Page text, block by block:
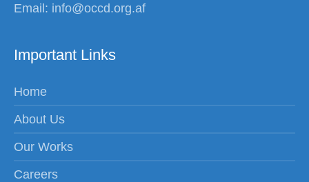
Email: info@occd.org.af
Important Links
Home
About Us
Our Works
Careers